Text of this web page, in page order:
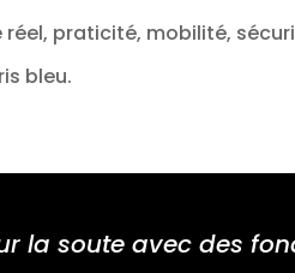
praticité, mobilité,
bleu.
la soute avec des